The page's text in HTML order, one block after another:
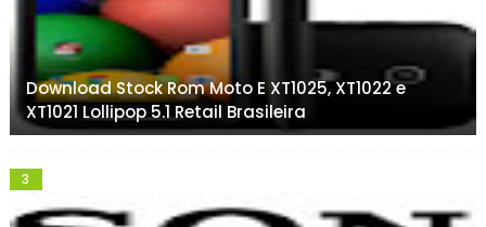
Download Stock Rom Moto E XT1025, XT1022 e
XT1021 Lollipop 5.1 Retail Brasileira